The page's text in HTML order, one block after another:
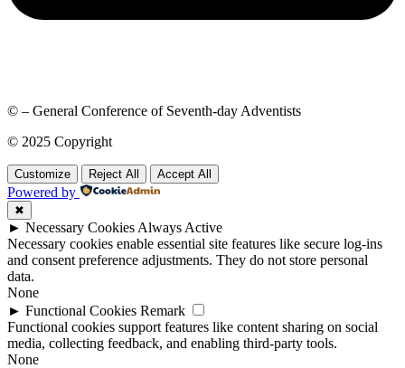
© – General Conference of Seventh-day Adventists
© 2025 Copyright
Customize Reject All Accept All
Powered by
✖
► Necessary Cookies Always Active
Necessary cookies enable essential site features like secure log-ins
and consent preference adjustments. They do not store personal
data.
None
► Functional Cookies Remark
Functional cookies support features like content sharing on social
media, collecting feedback, and enabling third-party tools.
None